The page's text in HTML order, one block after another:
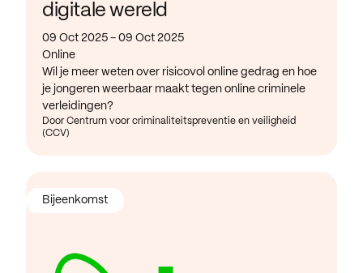
digitale wereld
09 Oct 2025 - 09 Oct 2025
Online
Wil je meer weten over risicovol online gedrag en hoe
je jongeren weerbaar maakt tegen online criminele
verleidingen?
Door Centrum voor criminaliteitspreventie en veiligheid
(CCV)
Bijeenkomst